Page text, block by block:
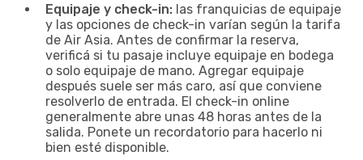
Equipaje y check-in: las franquicias de equipaje
y las opciones de check-in varían según la tarifa
de Air Asia. Antes de confirmar la reserva,
verificá si tu pasaje incluye equipaje en bodega
o solo equipaje de mano. Agregar equipaje
después suele ser más caro, así que conviene
resolverlo de entrada. El check-in online
generalmente abre unas 48 horas antes de la
salida. Ponete un recordatorio para hacerlo ni
bien esté disponible.